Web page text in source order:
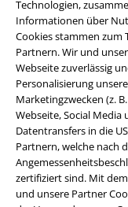
Technologien,
Informationen über
Cookies stammen zum
Partnern. Wir und
Webseite zuverlässig
Personalisierung
Marketingzwecken (z.
Webseite, Social
Datentransfers in die
Partnern, welche nach
zertifiziert sind. Mit dem
und unsere Partner
-54%
Exklusiv
UVP 69,99 €
31,99 €
EMP Signature Collection
Kurzes Kleid